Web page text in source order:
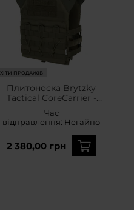
ХІТИ ПРОДАЖІВ
Плитоноска Brytzky
Tactical CoreCarrier -
Час
відправлення: Негайно
2 380,00 грн